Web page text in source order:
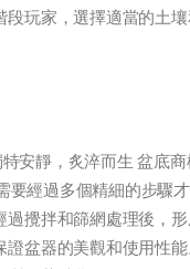
玩家，選擇適當的土
安靜，炙淬而生 盆底
經過多個精細的步驟
攪拌和篩網處理後，
盆器的美觀和使用性